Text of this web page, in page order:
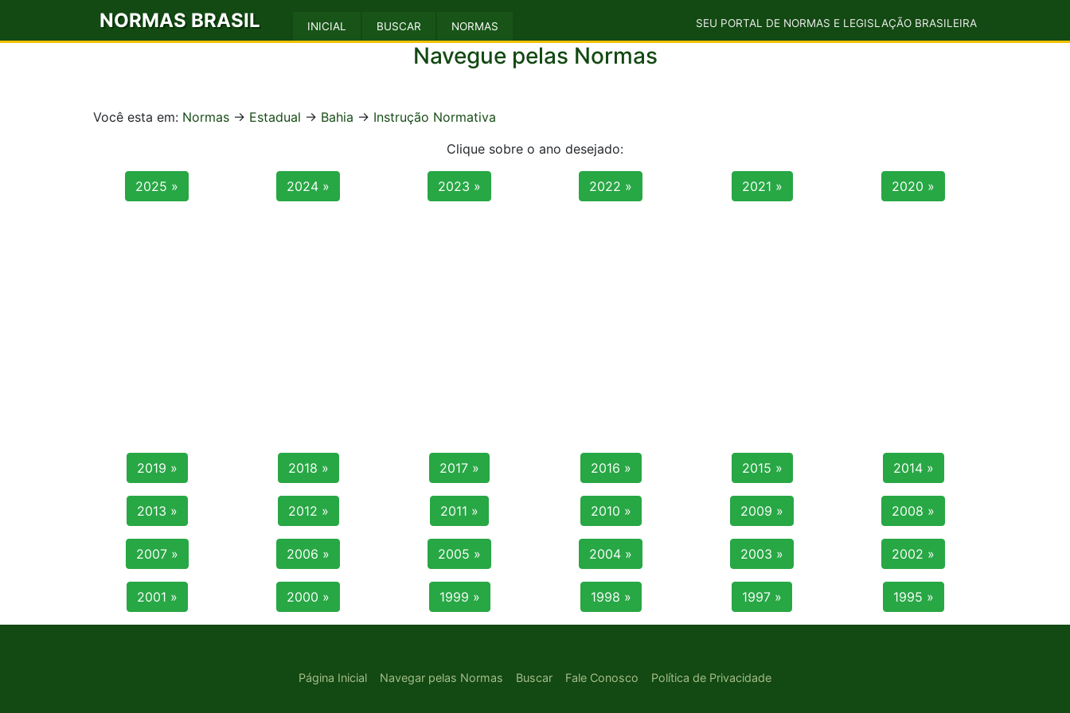
NORMAS BRASIL INICIAL BUSCAR NORMAS SEU PORTAL DE NORMAS E LEGISLAÇÃO BRASILEIRA
Navegue pelas Normas
Você esta em: Normas -> Estadual -> Bahia -> Instrução Normativa
Clique sobre o ano desejado:
2025 » 2024 » 2023 » 2022 » 2021 » 2020 »
2019 » 2018 » 2017 » 2016 » 2015 » 2014 »
2013 » 2012 » 2011 » 2010 » 2009 » 2008 »
2007 » 2006 » 2005 » 2004 » 2003 » 2002 »
2001 » 2000 » 1999 » 1998 » 1997 » 1995 »
Página Inicial Navegar pelas Normas Buscar Fale Conosco Política de Privacidade